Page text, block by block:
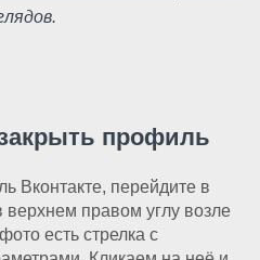
профиль
Вконтакте, перейдите в
верхнем правом углу возле
есть стрелка с